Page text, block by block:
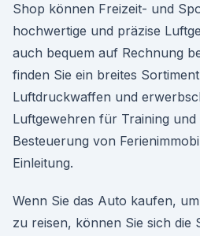
Shop können Freizeit- und
hochwertige und präzise
auch bequem auf Rechnung
finden Sie ein breites
Luftdruckwaffen und
Luftgewehren für Training und
Besteuerung von
Einleitung.
Wenn Sie das Auto kaufen,
zu reisen, können Sie sich die